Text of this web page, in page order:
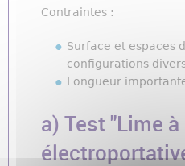
Contraintes :
Surface et espaces
configurations
Longueur
a) Test "Lime